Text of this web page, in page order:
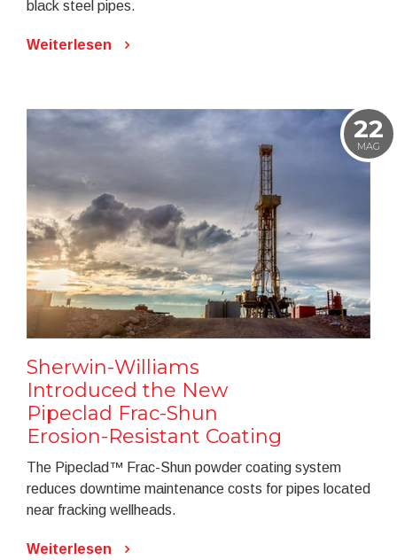
black steel pipes.
Weiterlesen
22
MAG
Sherwin-Williams
Introduced the New
Pipeclad Frac-Shun
Erosion-Resistant Coating
The Pipeclad™ Frac-Shun powder coating system
reduces downtime maintenance costs for pipes located
near fracking wellheads.
Weiterlesen